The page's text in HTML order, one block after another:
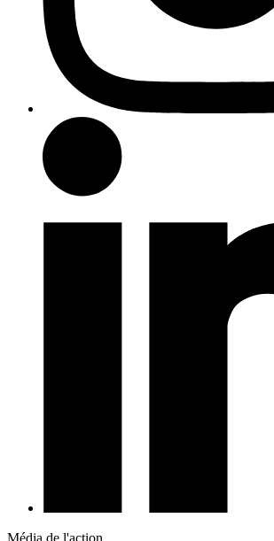
Média de l'action